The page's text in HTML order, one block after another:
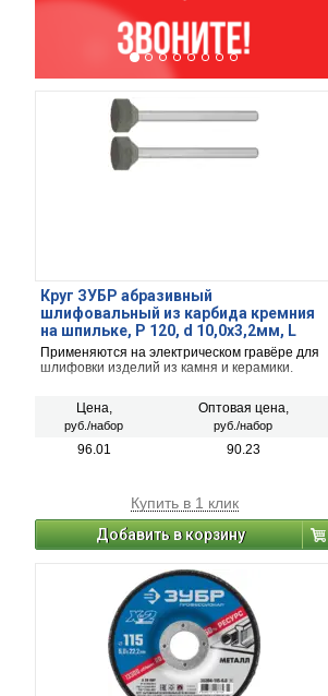
Круг ЗУБР абразивный
шлифовальный из карбида кремния
на шпильке, P 120, d 10,0x3,2мм, L
45мм, 2шт
Применяются на электрическом гравёре для
шлифовки изделий из камня и керамики.
Цена,
руб./набор
Оптовая цена,
руб./набор
96.01 90.23
Купить в 1 клик
Добавить в корзину